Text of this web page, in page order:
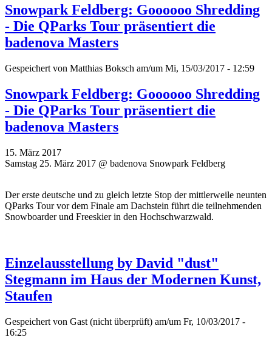
Snowpark Feldberg: Goooooo Shredding
- Die QParks Tour präsentiert die
badenova Masters
Gespeichert von Matthias Boksch am/um Mi, 15/03/2017 - 12:59
Snowpark Feldberg: Goooooo Shredding
- Die QParks Tour präsentiert die
badenova Masters
15. März 2017
Samstag 25. März 2017 @ badenova Snowpark Feldberg
Der erste deutsche und zu gleich letzte Stop der mittlerweile neunten
QParks Tour vor dem Finale am Dachstein führt die teilnehmenden
Snowboarder und Freeskier in den Hochschwarzwald.
Einzelausstellung by David "dust"
Stegmann im Haus der Modernen Kunst,
Staufen
Gespeichert von Gast (nicht überprüft) am/um Fr, 10/03/2017 -
16:25